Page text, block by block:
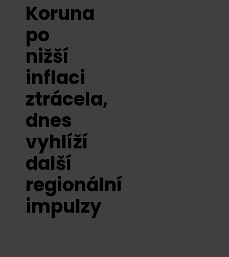
Koruna
po
nižší
inflaci
ztrácela,
dnes
vyhlíží
další
regionální
impulzy